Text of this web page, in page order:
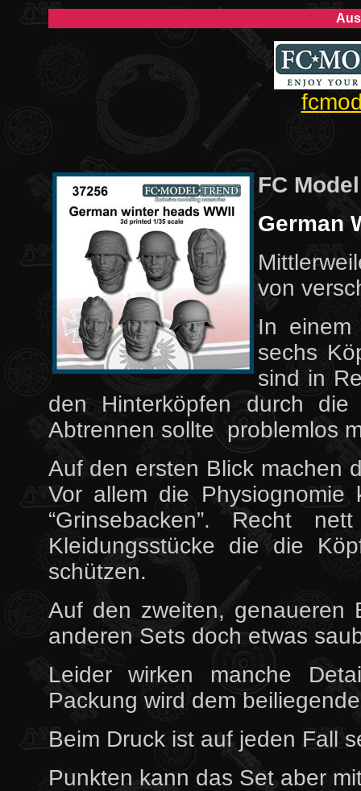
FC
German
von
In einem
sechs
sind in
den Hinterköpfen durch
Abtrennen sollte problemlos
Auf den ersten Blick machen
Vor allem die Physiognomie
“Grinsebacken”. Recht
Kleidungsstücke die die
schützen.
Auf den zweiten, genaueren
anderen Sets doch etwas
Leider wirken manche
Packung wird dem
Beim Druck ist auf jeden Fall
Punkten kann das Set aber